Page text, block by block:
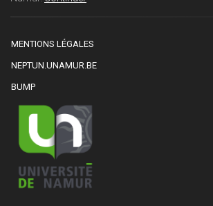
MENTIONS LÉGALES
NEPTUN.UNAMUR.BE
BUMP